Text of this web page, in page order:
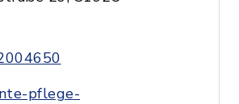
pflege-